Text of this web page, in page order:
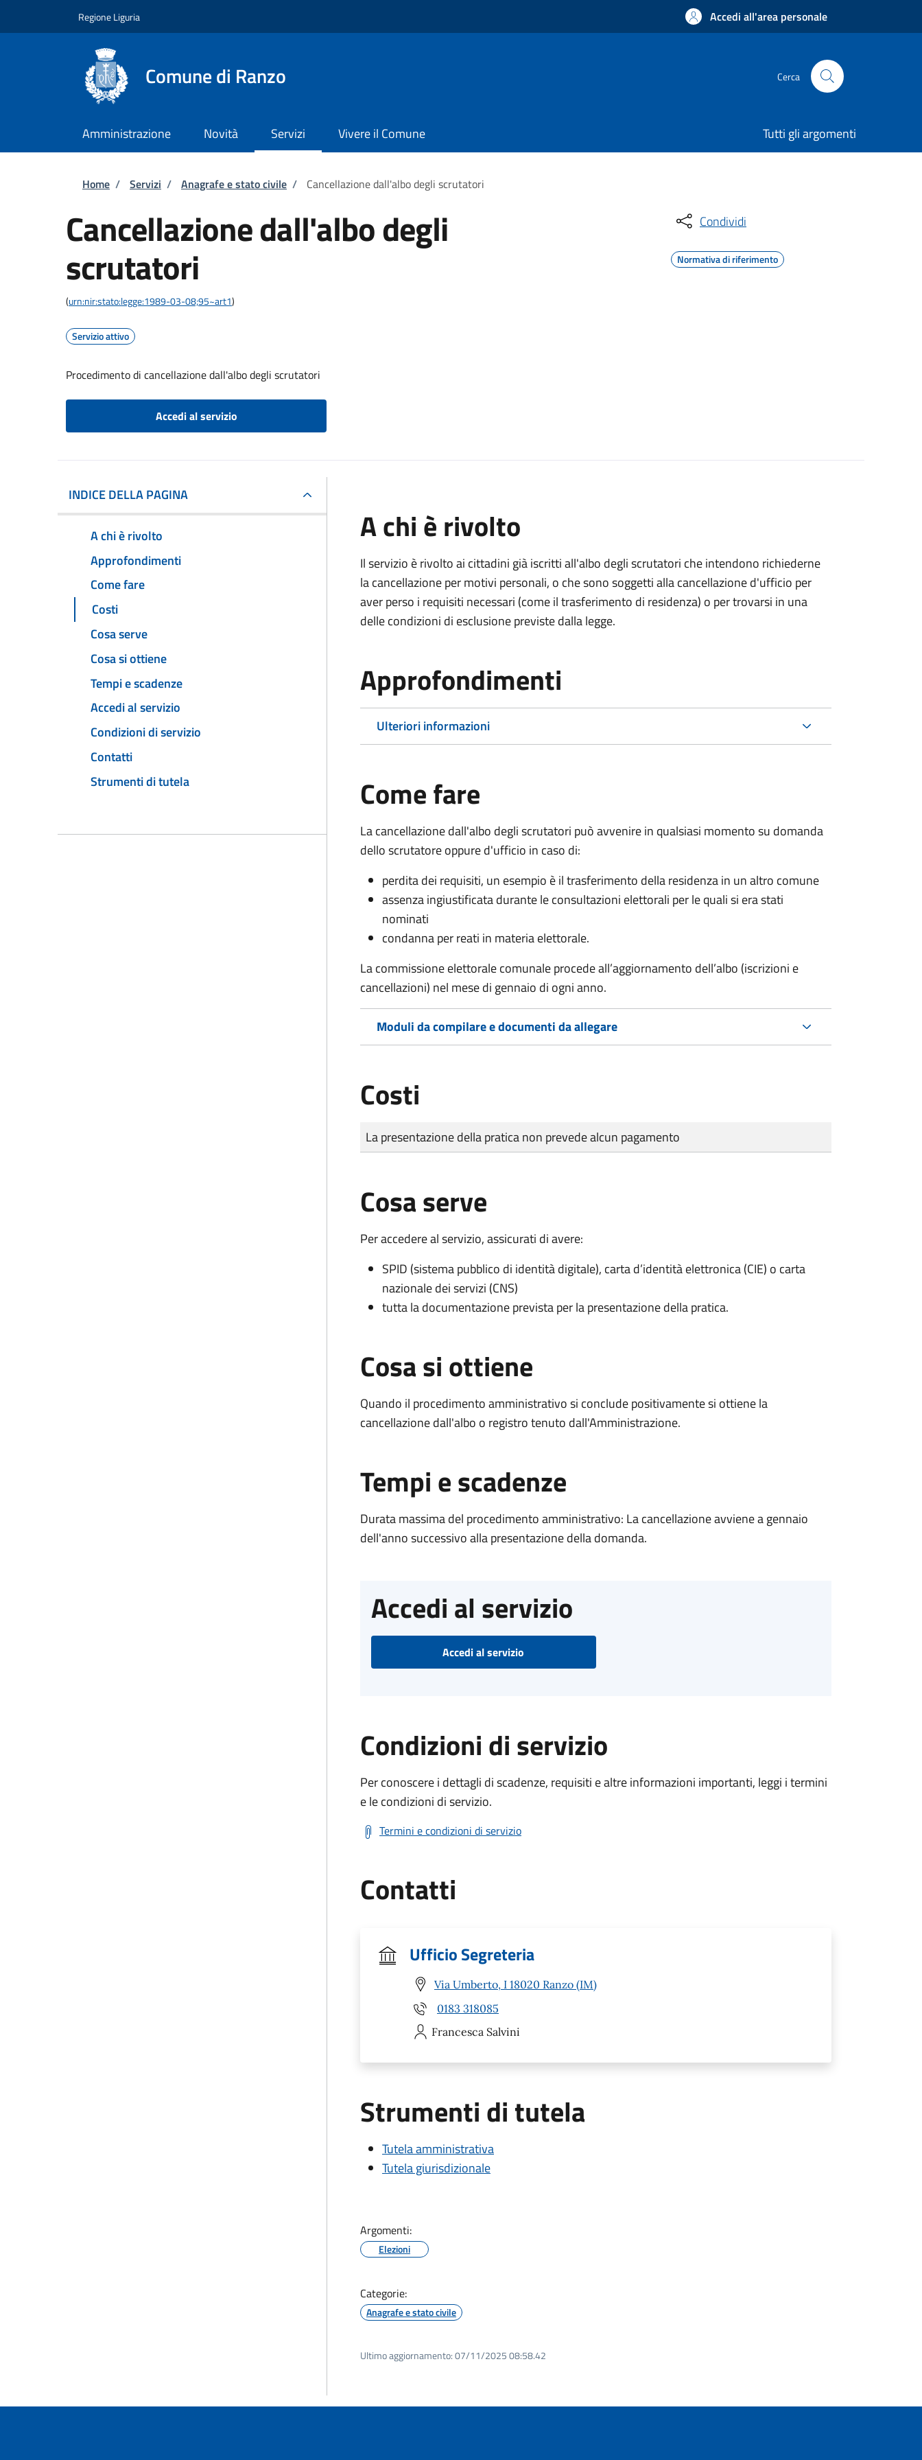
Regione Liguria Accedi all'area personale
Comune di Ranzo Cerca
Amministrazione Novità Servizi Vivere il Comune Tutti gli argomenti
Briciole di pane
Home / Servizi / Anagrafe e stato civile / Cancellazione dall'albo degli scrutatori
Cancellazione dall'albo degli
scrutatori
(urn:nir:stato:legge:1989-03-08;95~art1)
Servizio attivo
Procedimento di cancellazione dall'albo degli scrutatori
Accedi al servizio
Condividi
Normativa di riferimento
INDICE DELLA PAGINA
A chi è rivolto
Approfondimenti
Come fare
Costi
Cosa serve
Cosa si ottiene
Tempi e scadenze
Accedi al servizio
Condizioni di servizio
Contatti
Strumenti di tutela
A chi è rivolto
Il servizio è rivolto ai cittadini già iscritti all'albo degli scrutatori che intendono richiederne
la cancellazione per motivi personali, o che sono soggetti alla cancellazione d'ufficio per
aver perso i requisiti necessari (come il trasferimento di residenza) o per trovarsi in una
delle condizioni di esclusione previste dalla legge.
Approfondimenti
Ulteriori informazioni
Come fare
La cancellazione dall'albo degli scrutatori può avvenire in qualsiasi momento su domanda
dello scrutatore oppure d'ufficio in caso di:
perdita dei requisiti, un esempio è il trasferimento della residenza in un altro comune
assenza ingiustificata durante le consultazioni elettorali per le quali si era stati
nominati
condanna per reati in materia elettorale.
La commissione elettorale comunale procede all’aggiornamento dell’albo (iscrizioni e
cancellazioni) nel mese di gennaio di ogni anno.
Moduli da compilare e documenti da allegare
Costi
Tipo di pagamento
Importo
La presentazione della pratica non prevede alcun pagamento
Cosa serve
Per accedere al servizio, assicurati di avere:
SPID (sistema pubblico di identità digitale), carta d’identità elettronica (CIE) o carta
nazionale dei servizi (CNS)
tutta la documentazione prevista per la presentazione della pratica.
Cosa si ottiene
Quando il procedimento amministrativo si conclude positivamente si ottiene la
cancellazione dall'albo o registro tenuto dall'Amministrazione.
Tempi e scadenze
Durata massima del procedimento amministrativo: La cancellazione avviene a gennaio
dell'anno successivo alla presentazione della domanda.
Accedi al servizio
Accedi al servizio
Condizioni di servizio
Per conoscere i dettagli di scadenze, requisiti e altre informazioni importanti, leggi i termini
e le condizioni di servizio.
Termini e condizioni di servizio
Contatti
Ufficio Segreteria
Via Umberto, I 18020 Ranzo (IM)
0183 318085
Francesca Salvini
Strumenti di tutela
Tutela amministrativa
Tutela giurisdizionale
Argomenti:
Elezioni
Categorie:
Anagrafe e stato civile
Ultimo aggiornamento:07/11/2025 08:58.42